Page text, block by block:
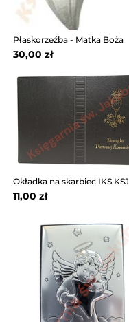
Płaskorzeźba - Matka Boża
30,00 zł
11,00 zł